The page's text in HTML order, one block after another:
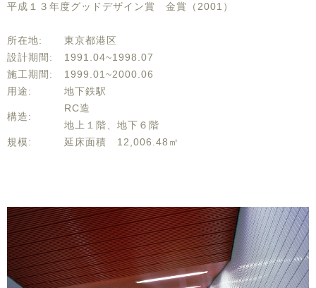
平成１３年度グッドデザイン賞 金賞（2001）
所在地:
東京都港区
設計期間:
1991.04~1998.07
施工期間:
1999.01~2000.06
用途:
地下鉄駅
構造:
RC造
地上１階、地下６階
規模:
延床面積 12,006.48㎡